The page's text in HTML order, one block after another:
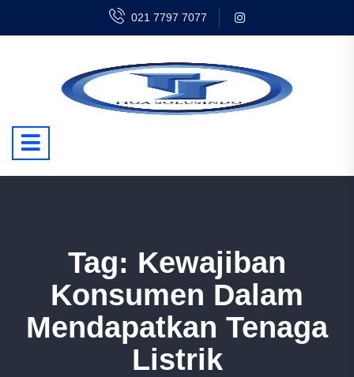
021 7797 7077
Tag: Kewajiban
Konsumen Dalam
Mendapatkan Tenaga
Listrik